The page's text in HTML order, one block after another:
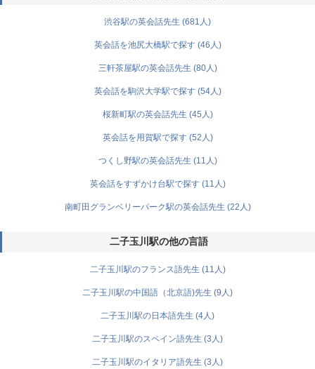
渋谷駅の英会話先生 (681人)
英会話を池尻大橋駅で探す (46人)
三軒茶屋駅の英会話先生 (80人)
英会話を駒沢大学駅で探す (54人)
桜新町駅の英会話先生 (45人)
英会話を用賀駅で探す (52人)
つくし野駅の英会話先生 (11人)
英会話をすずかけ台駅で探す (11人)
南町田グランベリーパーク駅の英会話先生 (22人)
二子玉川駅の他の言語
二子玉川駅のフランス語先生 (11人)
二子玉川駅の中国語（北京語)先生 (9人)
二子玉川駅の日本語先生 (4人)
二子玉川駅のスペイン語先生 (3人)
二子玉川駅のイタリア語先生 (3人)